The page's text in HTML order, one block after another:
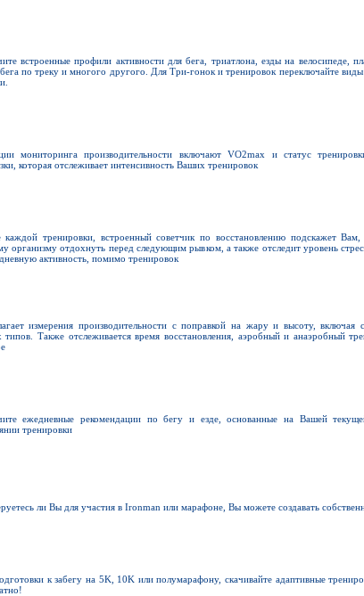
встроенные профили активности для бега, триатлона, езды на велосипеде,
по треку и многого другого. Для Три-гонок и тренировок переключайте
мониторинга производительности включают VO2max и статус
которая отслеживает интенсивность Ваших тренировок
каждой тренировки, встроенный советчик по восстановлению подскажет
организму отдохнуть перед следующим рывком, а также отследит уровень
активность, помимо тренировок
измерения производительности с поправкой на жару и высоту, включая
типов. Также отслеживается время восстановления, аэробный и анаэробный
ежедневные рекомендации по бегу и езде, основанные на Вашей
тренировки
ли Вы для участия в Ironman или марафоне, Вы можете создавать
к забегу на 5K, 10K или полумарафону, скачивайте адаптивные